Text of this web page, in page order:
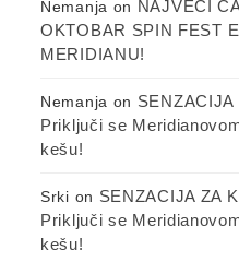
Nemanja on NAJVEĆI
OKTOBAR SPIN FEST
MERIDIANU!
Nemanja on
Priključi se
kešu!
Srki on SENZACIJA ZA
Priključi se
kešu!